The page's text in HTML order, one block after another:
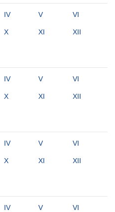
IV V VI
X XI XII
IV V VI
X XI XII
IV V VI
X XI XII
IV V VI